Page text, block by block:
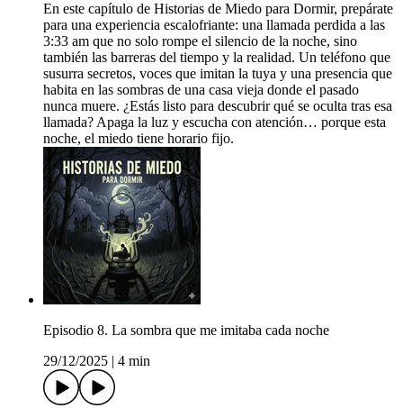
En este capítulo de Historias de Miedo para Dormir, prepárate
para una experiencia escalofriante: una llamada perdida a las
3:33 am que no solo rompe el silencio de la noche, sino
también las barreras del tiempo y la realidad. Un teléfono que
susurra secretos, voces que imitan la tuya y una presencia que
habita en las sombras de una casa vieja donde el pasado
nunca muere. ¿Estás listo para descubrir qué se oculta tras esa
llamada? Apaga la luz y escucha con atención… porque esta
noche, el miedo tiene horario fijo.
Episodio 8. La sombra que me imitaba cada noche
29/12/2025
4 min